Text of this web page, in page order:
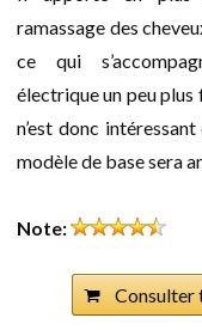
ramassage des
ce qui
électrique un peu plus
n’est donc
modèle de base sera
Note:
Consulter